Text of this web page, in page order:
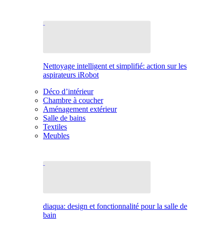
Nettoyage intelligent et simplifié: action sur les
aspirateurs iRobot
Déco d’intérieur
Chambre à coucher
Aménagement extérieur
Salle de bains
Textiles
Meubles
diaqua: design et fonctionnalité pour la salle de
bain